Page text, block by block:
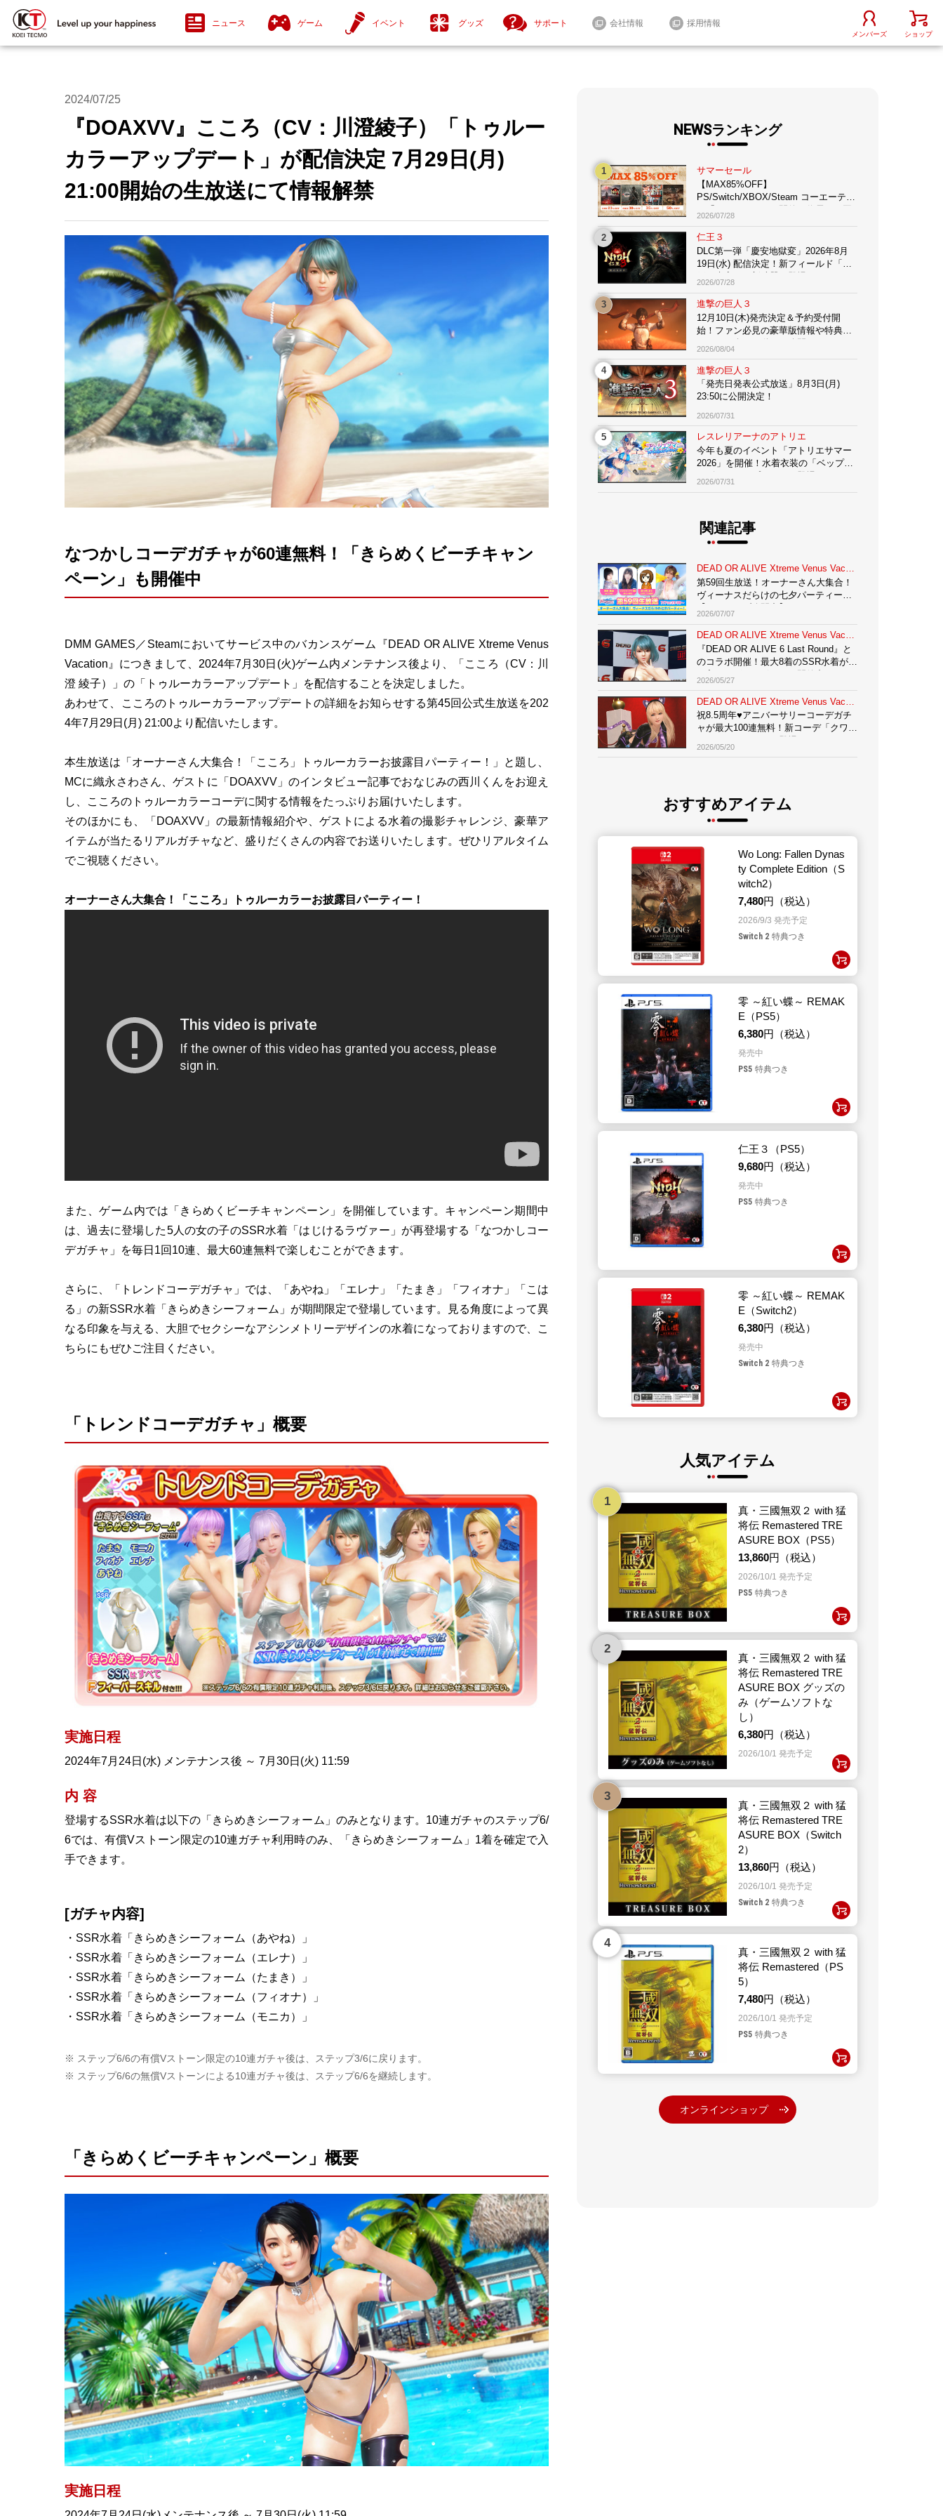
ニュース ゲーム イベント グッズ サポート 会社情報 採用情報
メンバーズ ショップ
ニュース一覧
PlayStation®5 / PlayStation®4
Nintendo Switch™ 2
Nintendo Switch™
iOS / Android その他
セール情報
ライブ/イベント 生放送 体験会
ライセンスビジネス
経験者採用
GAMECITY市民 コーエーテクモ ID アプリ
ルビーパーティーショップ
2024/07/25
『DOAXVV』こころ（CV：川澄綾子）「トゥルー
カラーアップデート」が配信決定 7月29日(月)
21:00開始の生放送にて情報解禁
なつかしコーデガチャが60連無料！「きらめくビーチキャン
ペーン」も開催中
DMM GAMES／Steamにおいてサービス中のバカンスゲーム『DEAD OR ALIVE Xtreme Venus
Vacation』につきまして、2024年7月30日(火)ゲーム内メンテナンス後より、「こころ（CV：川
澄 綾子）」の「トゥルーカラーアップデート」を配信することを決定しました。
あわせて、こころのトゥルーカラーアップデートの詳細をお知らせする第45回公式生放送を202
4年7月29日(月) 21:00より配信いたします。
本生放送は「オーナーさん大集合！「こころ」トゥルーカラーお披露目パーティー！」と題し、
MCに織永さわさん、ゲストに「DOAXVV」のインタビュー記事でおなじみの西川くんをお迎え
し、こころのトゥルーカラーコーデに関する情報をたっぷりお届けいたします。
そのほかにも、「DOAXVV」の最新情報紹介や、ゲストによる水着の撮影チャレンジ、豪華ア
イテムが当たるリアルガチャなど、盛りだくさんの内容でお送りいたします。ぜひリアルタイム
でご視聴ください。
オーナーさん大集合！「こころ」トゥルーカラーお披露目パーティー！
また、ゲーム内では「きらめくビーチキャンペーン」を開催しています。キャンペーン期間中
は、過去に登場した5人の女の子のSSR水着「はじけるラヴァー」が再登場する「なつかしコー
デガチャ」を毎日1回10連、最大60連無料で楽しむことができます。
さらに、「トレンドコーデガチャ」では、「あやね」「エレナ」「たまき」「フィオナ」「こは
る」の新SSR水着「きらめきシーフォーム」が期間限定で登場しています。見る角度によって異
なる印象を与える、大胆でセクシーなアシンメトリーデザインの水着になっておりますので、こ
ちらにもぜひご注目ください。
「トレンドコーデガチャ」概要
実施日程
2024年7月24日(水) メンテナンス後 ～ 7月30日(火) 11:59
内 容
登場するSSR水着は以下の「きらめきシーフォーム」のみとなります。10連ガチャのステップ6/
6では、有償Vストーン限定の10連ガチャ利用時のみ、「きらめきシーフォーム」1着を確定で入
手できます。
[ガチャ内容]
・SSR水着「きらめきシーフォーム（あやね）」
・SSR水着「きらめきシーフォーム（エレナ）」
・SSR水着「きらめきシーフォーム（たまき）」
・SSR水着「きらめきシーフォーム（フィオナ）」
・SSR水着「きらめきシーフォーム（モニカ）」
ステップ6/6の有償Vストーン限定の10連ガチャ後は、ステップ3/6に戻ります。
ステップ6/6の無償Vストーンによる10連ガチャ後は、ステップ6/6を継続します。
「きらめくビーチキャンペーン」概要
実施日程
NEWSランキング
サマーセール
【MAX85%OFF】
PS/Switch/XBOX/Steam コーエーテク
どお買い得多数！
2026/07/28
仁王３
DLC第一弾「慶安地獄変」2026年8月
19日(水) 配信決定！新フィールド「江
2026/07/28
進撃の巨人３
12月10日(木)発売決定＆予約受付開
始！ファン必見の豪華版情報や特典に
ついて紹介する動画も公開
2026/08/04
進撃の巨人３
「発売日発表公式放送」8月3日(月)
23:50に公開決定！
2026/07/31
レスレリアーナのアトリエ
今年も夏のイベント「アトリエサマー
2026」を開催！水着衣装の「ベップ」
2026/07/31
関連記事
DEAD OR ALIVE Xtreme Venus Vacation
第59回生放送！オーナーさん大集合！
ヴィーナスだらけの七夕パーティー！
2026/07/07
『DEAD OR ALIVE 6 Last Round』と
のコラボ開催！最大8着のSSR水着が手
に入るログインボーナス開催中♪
2026/05/27
祝8.5周年♥アニバーサリーコーデガチ
ャが最大100連無料！新コーデ「クワイ
2026/05/20
おすすめアイテム
Wo Long: Fallen Dynas
ty Complete Edition（S
witch2）
7,480円（税込）
2026/9/3 発売予定
Switch 2 特典つき
零 ～紅い蝶～ REMAK
E（PS5）
6,380円（税込）
発売中
PS5 特典つき
仁王３（PS5）
9,680円（税込）
発売中
PS5 特典つき
零 ～紅い蝶～ REMAK
E（Switch2）
6,380円（税込）
発売中
Switch 2 特典つき
人気アイテム
真・三國無双２ with 猛
将伝 Remastered TRE
ASURE BOX（PS5）
13,860円（税込）
2026/10/1 発売予定
PS5 特典つき
真・三國無双２ with 猛
将伝 Remastered TRE
ASURE BOX グッズの
み（ゲームソフトな
し）
6,380円（税込）
2026/10/1 発売予定
真・三國無双２ with 猛
将伝 Remastered TRE
ASURE BOX（Switch
2）
13,860円（税込）
2026/10/1 発売予定
Switch 2 特典つき
真・三國無双２ with 猛
将伝 Remastered（PS
5）
7,480円（税込）
2026/10/1 発売予定
PS5 特典つき
オンラインショップ